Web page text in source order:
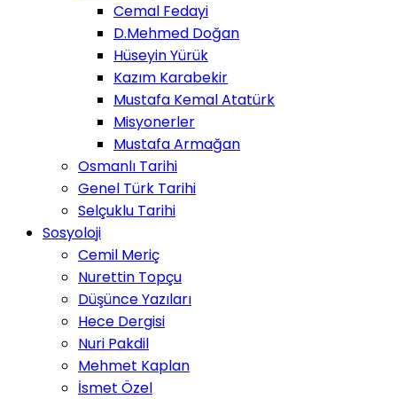
Cemal Fedayi
D.Mehmed Doğan
Hüseyin Yürük
Kazım Karabekir
Mustafa Kemal Atatürk
Misyonerler
Mustafa Armağan
Osmanlı Tarihi
Genel Türk Tarihi
Selçuklu Tarihi
Sosyoloji
Cemil Meriç
Nurettin Topçu
Düşünce Yazıları
Hece Dergisi
Nuri Pakdil
Mehmet Kaplan
İsmet Özel